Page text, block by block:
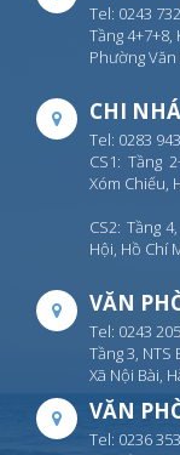
Tel: 0243
Tầng
Phường
CHI
Tel: 0283
CS1: Tầng
Xóm Chiếu,
CS2: Tầng
Hội, Hồ Chí
VĂN
Tel: 0243
Tầng 3,
Xã Nội Bài,
VĂN
Tel: 0236